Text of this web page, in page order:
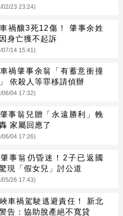
02/23 23:24)
禍釀3死12傷！ 肇事余姓
身亡獲不起訴
07/14 15:41)
禍肇事余翁「有蓄意衝撞
依殺人等罪移請偵辦
06/04 17:32)
事翁兒贈「永遠勝利」輓
家屬回應了
06/04 17:26)
事翁仍昏迷！2子已返國
現「假女兒」討公道
05/26 17:43)
車禍駕駛逃避責任！ 新北
告：協助脫產絕不寬貸